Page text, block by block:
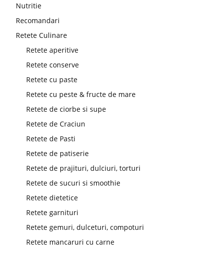
Nutritie
Recomandari
Retete Culinare
Retete aperitive
Retete conserve
Retete cu paste
Retete cu peste & fructe de mare
Retete de ciorbe si supe
Retete de Craciun
Retete de Pasti
Retete de patiserie
Retete de prajituri, dulciuri, torturi
Retete de sucuri si smoothie
Retete dietetice
Retete garnituri
Retete gemuri, dulceturi, compoturi
Retete mancaruri cu carne